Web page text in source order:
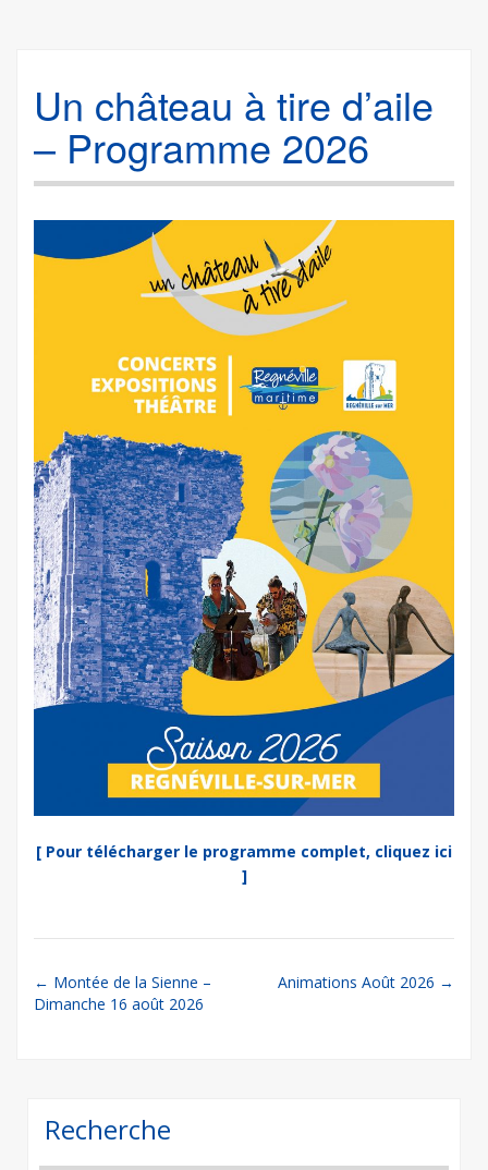
Un château à tire d’aile
– Programme 2026
[ Pour télécharger le programme complet, cliquez ici
]
Post
← Montée de la Sienne –
Dimanche 16 août 2026
Animations Août 2026 →
Recherche